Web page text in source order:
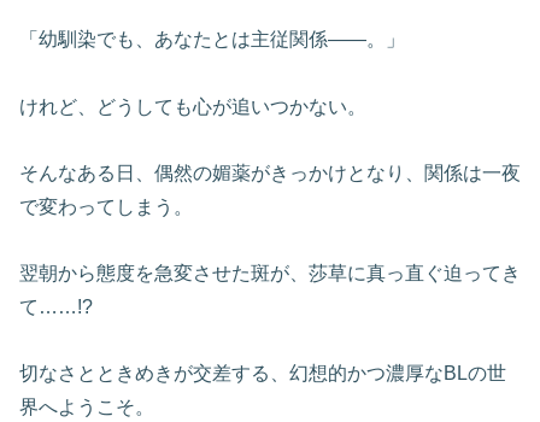
「幼馴染でも、あなたとは主従関係――。」
けれど、どうしても心が追いつかない。
そんなある日、偶然の媚薬がきっかけとなり、関係は一夜
で変わってしまう。
翌朝から態度を急変させた斑が、莎草に真っ直ぐ迫ってき
て……!?
切なさとときめきが交差する、幻想的かつ濃厚なBLの世
界へようこそ。